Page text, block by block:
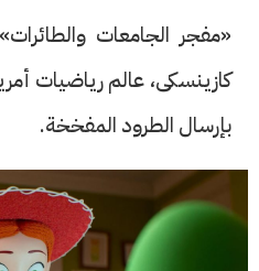
«مفجر الجامعات
كازينسكى، عالم رياضيات
بإرسال الطرود المفخخة.